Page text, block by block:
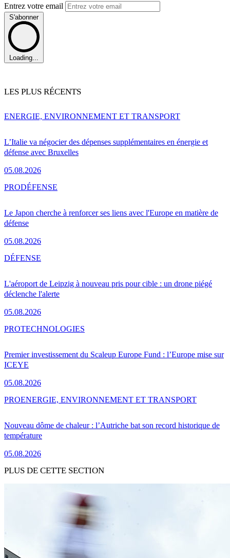
Entrez votre email
S'abonner
Loading...
LES PLUS RÉCENTS
L’Italie va négocier des dépenses supplémentaires en énergie et
défense avec Bruxelles
05.08.2026
ENERGIE, ENVIRONNEMENT ET TRANSPORT
Le Japon cherche à renforcer ses liens avec l'Europe en matière de
défense
05.08.2026
PRODÉFENSE
L'aéroport de Leipzig à nouveau pris pour cible : un drone piégé
déclenche l'alerte
05.08.2026
DÉFENSE
Premier investissement du Scaleup Europe Fund : l’Europe mise sur
ICEYE
05.08.2026
PROTECHNOLOGIES
Nouveau dôme de chaleur : l’Autriche bat son record historique de
température
05.08.2026
PROENERGIE, ENVIRONNEMENT ET TRANSPORT
PLUS DE CETTE SECTION